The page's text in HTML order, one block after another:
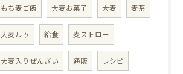
もち麦ご飯 大麦お菓子 大麦 麦茶
大麦ルゥ 給食 麦ストロー
大麦入りぜんざい 通販 レシピ